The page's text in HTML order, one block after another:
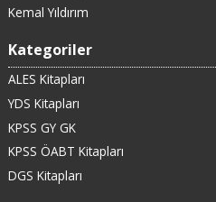
Kemal Yıldırım
Kategoriler
ALES Kitapları
YDS Kitapları
KPSS GY GK
KPSS ÖABT Kitapları
DGS Kitapları